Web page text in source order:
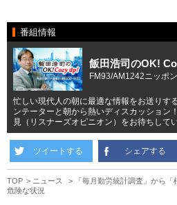
番組情報
飯田浩司のOK!
FM93/AM1242ニッ
忙しい現代人の朝に最適な情報をお送りす
ンテーターと朝から熱いディスカッション
見（リスナーズオピニオン）をお待ちして
ツイートする シェアする
TOP ニュース
「毎月勤労統計調査」から
危険な状況